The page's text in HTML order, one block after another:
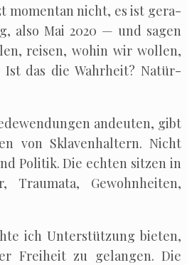
momen­tan nicht, es ist gera­
also Mai 2020 — und sagen
rei­sen, wohin wir wol­len,
das die Wahr­heit? Natür­
andeu­ten, gibt
von Skla­ven­hal­tern. Nicht
Poli­tik. Die ech­ten sit­zen in
Trau­ma­ta, Gewohn­hei­ten,
ich Unter­stüt­zung bie­ten,
Frei­heit zu gelan­gen. Die